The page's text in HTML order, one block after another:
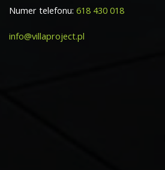
Numer telefonu: 618 430 018
info@villaproject.pl